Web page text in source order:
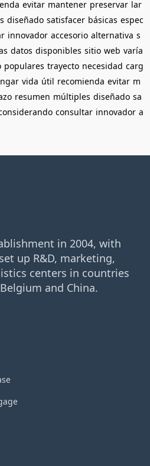
evitar mantener preservar lar
diseñado satisfacer básicas espec
innovador accesorio alternativa s
datos disponibles sitio web varía
populares trayecto necesidad carg
vida útil recomienda evitar m
resumen múltiples diseñado sa
consultar innovador a
in 2004, with
up R&D, marketing,
centers in countries
and China.